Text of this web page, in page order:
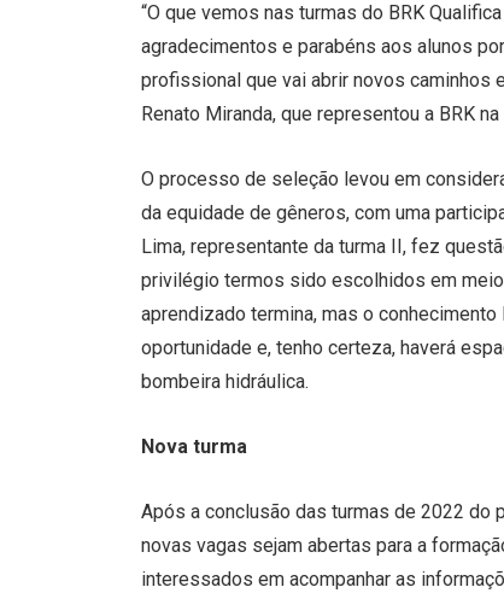
“O que vemos nas turmas do BRK
agradecimentos e parabéns aos alunos
profissional que vai abrir novos caminhos
Renato Miranda, que representou a BRK
O processo de seleção levou em
da equidade de gêneros, com uma
Lima, representante da turma II, fez
privilégio termos sido escolhidos em
aprendizado termina, mas o
oportunidade e, tenho certeza, haverá
bombeira hidráulica.
Nova turma
Após a conclusão das turmas de 2022 do
novas vagas sejam abertas para a
interessados em acompanhar as